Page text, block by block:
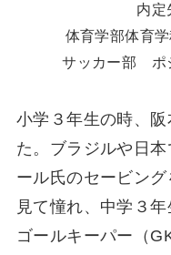
内定
体育学部体育
サッカー部 ポ
小学３年生の時、
た。ブラジルや日
ール氏のセービン
見て憧れ、中学３
ゴールキーパー（